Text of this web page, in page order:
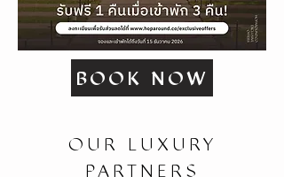
BOOK NOW
OUR LUXURY
PARTNERS